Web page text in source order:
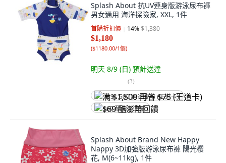
Splash About 抗UV連身版游泳尿布褲
男女通用 海洋探險家, XXL, 1件
首購折扣價 14%$1,380
$1,180
($1180.00/1個)
明天 8/9 (日) 預計送達
(3)
满 $1,500 再省 $75 (王道卡)
$69 酷澎幣回饋
Splash About Brand New Happy
Nappy 3D加強版游泳尿布褲 陽光櫻
花, M(6~11kg), 1件